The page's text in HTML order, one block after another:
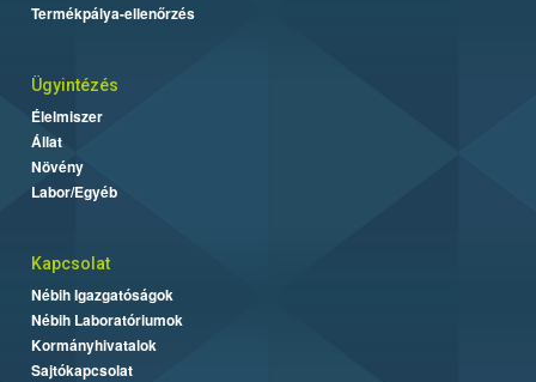
Termékpálya-ellenőrzés
Ügyintézés
Élelmiszer
Állat
Növény
Labor/Egyéb
Kapcsolat
Nébih Igazgatóságok
Nébih Laboratóriumok
Kormányhivatalok
Sajtókapcsolat